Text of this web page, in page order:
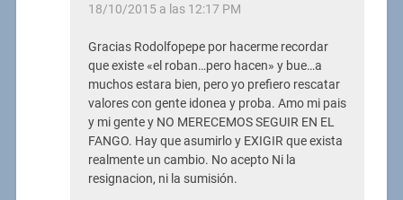
18/10/2015 a las 12:17 PM
Gracias Rodolfopepe por hacerme recordar
que existe «el roban…pero hacen» y bue…a
muchos estara bien, pero yo prefiero rescatar
valores con gente idonea y proba. Amo mi pais
y mi gente y NO MERECEMOS SEGUIR EN EL
FANGO. Hay que asumirlo y EXIGIR que exista
realmente un cambio. No acepto Ni la
resignacion, ni la sumisión.